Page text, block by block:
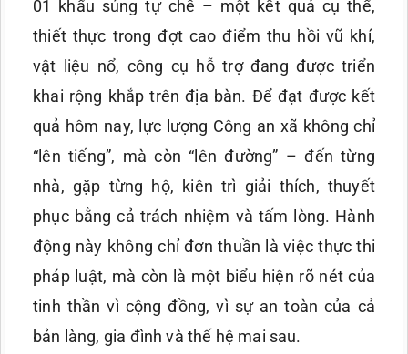
01 khẩu súng tự chế – một kết quả cụ thể,
thiết thực trong đợt cao điểm thu hồi vũ khí,
vật liệu nổ, công cụ hỗ trợ đang được triển
khai rộng khắp trên địa bàn. Để đạt được kết
quả hôm nay, lực lượng Công an xã không chỉ
“lên tiếng”, mà còn “lên đường” – đến từng
nhà, gặp từng hộ, kiên trì giải thích, thuyết
phục bằng cả trách nhiệm và tấm lòng. Hành
động này không chỉ đơn thuần là việc thực thi
pháp luật, mà còn là một biểu hiện rõ nét của
tinh thần vì cộng đồng, vì sự an toàn của cả
bản làng, gia đình và thế hệ mai sau.